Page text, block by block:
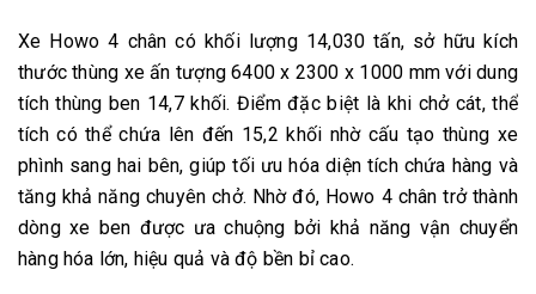
Xe Howo 4 chân có khối lượng 14,030 tấn, sở hữu kích
thước thùng xe ấn tượng 6400 x 2300 x 1000 mm với dung
tích thùng ben 14,7 khối. Điểm đặc biệt là khi chở cát, thể
tích có thể chứa lên đến 15,2 khối nhờ cấu tạo thùng xe
phình sang hai bên, giúp tối ưu hóa diện tích chứa hàng và
tăng khả năng chuyên chở. Nhờ đó, Howo 4 chân trở thành
dòng xe ben được ưa chuộng bởi khả năng vận chuyển
hàng hóa lớn, hiệu quả và độ bền bỉ cao.